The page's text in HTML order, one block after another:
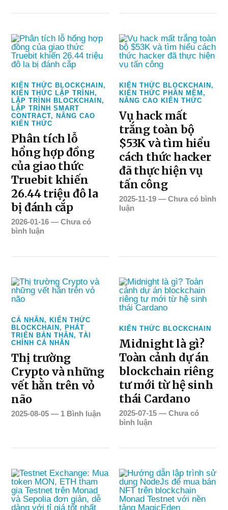
KIẾN THỨC BLOCKCHAIN,
KIẾN THỨC LẬP TRÌNH,
LẬP TRÌNH BLOCKCHAIN,
LẬP TRÌNH SMART
CONTRACT,NÂNG CAO
KIẾN THỨC
Phân tích lỗ
hổng hợp đồng
của giao thức
Truebit khiến
26.44 triệu đô la
bị đánh cắp
2026-01-16 —Chưa có
bình luận
KIẾN THỨC BLOCKCHAIN,
KIẾN THỨC PHẦN MỀM,
NÂNG CAO KIẾN THỨC
Vụ hack mất
trắng toàn bộ
$53K và tìm hiểu
cách thức hacker
đã thực hiện vụ
tấn công
2025-11-19 —Chưa có bình
luận
CÁ NHÂN,KIẾN THỨC
BLOCKCHAIN,PHÁT
TRIỂN BẢN THÂN,TÀI
CHÍNH CÁ NHÂN
Thị trường
Crypto và những
vết hằn trên vỏ
não
2025-08-05 — 1 Bình luận
KIẾN THỨC BLOCKCHAIN
Midnight là gì?
Toàn cảnh dự án
blockchain riêng
tư mới từ hệ sinh
thái Cardano
2025-07-15 —Chưa có
bình luận